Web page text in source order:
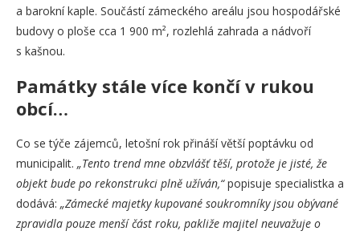
a barokní kaple. Součástí zámeckého areálu jsou hospodářské
budovy o ploše cca 1 900 m², rozlehlá zahrada a nádvoří
s kašnou.
Památky stále více končí v rukou
obcí…
Co se týče zájemců, letošní rok přináší větší poptávku od
municipalit. „Tento trend mne obzvlášť těší, protože je jisté, že
objekt bude po rekonstrukci plně užíván,“popisuje specialistka a
dodává: „Zámecké majetky kupované soukromníky jsou obývané
zpravidla pouze menší část roku, pakliže majitel neuvažuje o